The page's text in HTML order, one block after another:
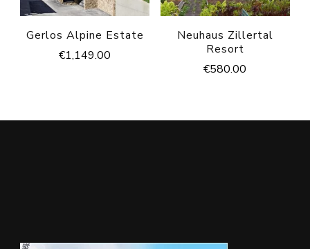
Gerlos Alpine Estate
€1,149.00
Neuhaus Zillertal
Resort
€580.00